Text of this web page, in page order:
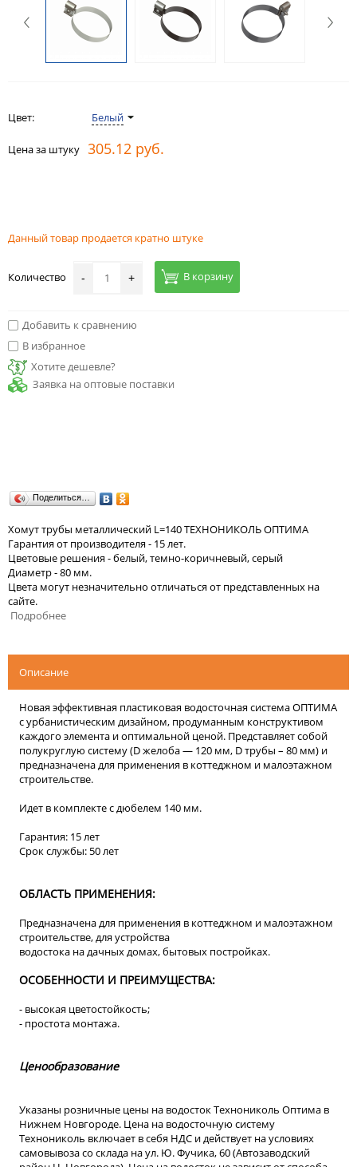
Цвет: Белый
Цена за штуку 305.12 руб.
Данный товар продается кратно штуке
Количество - + В корзину
Добавить к сравнению
В избранное
Хотите дешевле?
Заявка на оптовые поставки
Поделиться…
Хомут трубы металлический L=140 ТЕХНОНИКОЛЬ ОПТИМА
Гарантия от производителя - 15 лет.
Цветовые решения - белый, темно-коричневый, серый
Диаметр - 80 мм.
Цвета могут незначительно отличаться от представленных на
сайте.
Подробнее
Описание
Новая эффективная пластиковая водосточная система ОПТИМА
с урбанистическим дизайном, продуманным конструктивом
каждого элемента и оптимальной ценой. Представляет собой
полукруглую систему (D желоба — 120 мм, D трубы – 80 мм) и
предназначена для применения в коттеджном и малоэтажном
строительстве.
Идет в комплекте с дюбелем 140 мм.
Гарантия: 15 лет
Срок службы: 50 лет
ОБЛАСТЬ ПРИМЕНЕНИЯ:
Предназначена для применения в коттеджном и малоэтажном
строительстве, для устройства
водостока на дачных домах, бытовых постройках.
ОСОБЕННОСТИ И ПРЕИМУЩЕСТВА:
- высокая цветостойкость;
- простота монтажа.
Ценообразование
Указаны розничные цены на водосток Технониколь Оптима в
Нижнем Новгороде. Цена на водосточную систему
Технониколь включает в себя НДС и действует на условиях
самовывоза со склада на ул. Ю. Фучика, 60 (Автозаводский